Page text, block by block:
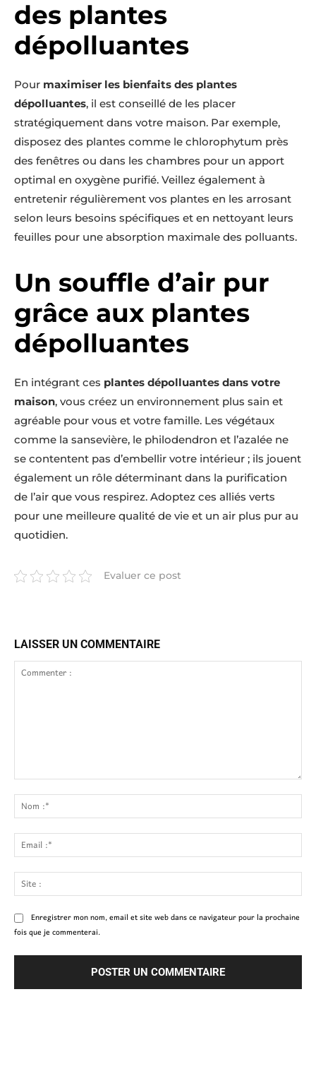
des plantes
dépolluantes
Pour maximiser les bienfaits des plantes
dépolluantes, il est conseillé de les placer
stratégiquement dans votre maison. Par exemple,
disposez des plantes comme le chlorophytum près
des fenêtres ou dans les chambres pour un apport
optimal en oxygène purifié. Veillez également à
entretenir régulièrement vos plantes en les arrosant
selon leurs besoins spécifiques et en nettoyant leurs
feuilles pour une absorption maximale des polluants.
Un souffle d’air pur
grâce aux plantes
dépolluantes
En intégrant ces plantes dépolluantes dans votre
maison, vous créez un environnement plus sain et
agréable pour vous et votre famille. Les végétaux
comme la sansevière, le philodendron et l’azalée ne
se contentent pas d’embellir votre intérieur ; ils jouent
également un rôle déterminant dans la purification
de l’air que vous respirez. Adoptez ces alliés verts
pour une meilleure qualité de vie et un air plus pur au
quotidien.
Evaluer ce post
LAISSER UN COMMENTAIRE
:
:*
:*
:
Enregistrer mon nom, email et site web dans ce navigateur pour la prochaine
fois que je commenterai.